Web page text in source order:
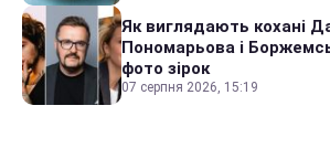
Як виглядають кохані
Пономарьова і
фото зірок
07 серпня 2026, 15:19